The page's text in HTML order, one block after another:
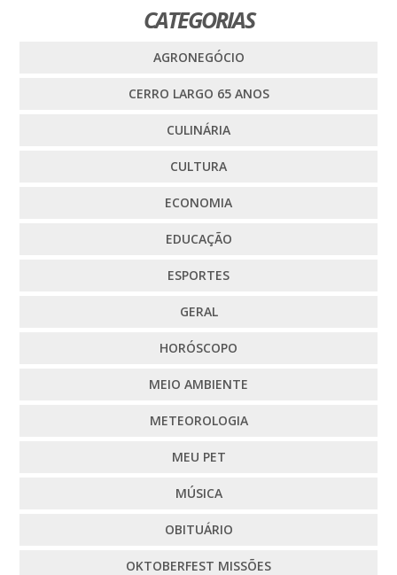
CATEGORIAS
AGRONEGÓCIO
CERRO LARGO 65 ANOS
CULINÁRIA
CULTURA
ECONOMIA
EDUCAÇÃO
ESPORTES
GERAL
HORÓSCOPO
MEIO AMBIENTE
METEOROLOGIA
MEU PET
MÚSICA
OBITUÁRIO
OKTOBERFEST MISSÕES